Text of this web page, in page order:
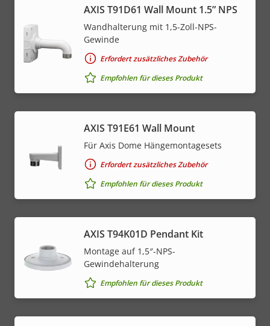
AXIS T91D61 Wall Mount 1.5” NPS
Wandhalterung mit 1,5-Zoll-NPS-
Gewinde
Erfordert zusätzliches Zubehör
Empfohlen für dieses Produkt
AXIS T91E61 Wall Mount
Für Axis Dome Hängemontagesets
Erfordert zusätzliches Zubehör
Empfohlen für dieses Produkt
AXIS T94K01D Pendant Kit
Montage auf 1,5″-NPS-
Gewindehalterung
Empfohlen für dieses Produkt